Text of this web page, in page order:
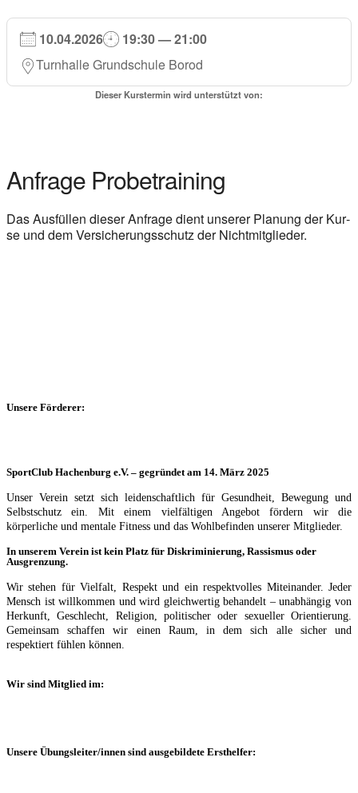
10.04.2026
19:30 — 21:00
Turn­hal­le Grund­schu­le Borod
Die­ser Kurs­ter­min wird unter­stützt von:
Anfra­ge Pro­be­trai­ning
Das Aus­fül­len die­ser Anfra­ge dient unse­rer Pla­nung der Kur­
se und dem Ver­si­che­rungs­schutz der Nicht­mit­glie­der.
Unsere Förderer:
SportClub Hachenburg e.V. – gegründet am 14. März 2025
Unser Verein setzt sich leidenschaftlich für Gesundheit, Bewegung und
Selbstschutz ein. Mit einem vielfältigen Angebot fördern wir die
körperliche und mentale Fitness und das Wohlbefinden unserer Mitglieder.
In unserem Verein ist kein Platz für Diskriminierung, Rassismus oder
Ausgrenzung.
Wir stehen für Vielfalt, Respekt und ein respektvolles Miteinander. Jeder
Mensch ist willkommen und wird gleichwertig behandelt – unabhängig von
Herkunft, Geschlecht, Religion, politischer oder sexueller Orientierung.
Gemeinsam schaffen wir einen Raum, in dem sich alle sicher und
respektiert fühlen können.
Wir sind Mitglied im:
Unsere Übungsleiter/innen sind ausgebildete Ersthelfer: